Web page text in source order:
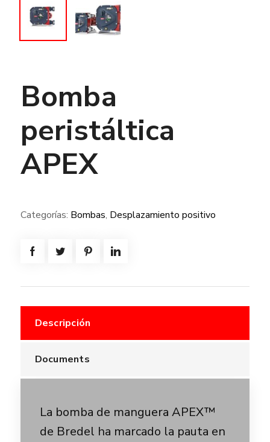
Bomba
peristáltica
APEX
Categorías: Bombas, Desplazamiento positivo
Descripción
Documents
La bomba de manguera APEX™
de Bredel ha marcado la pauta en